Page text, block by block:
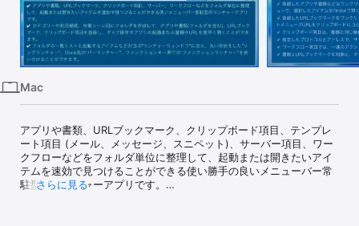
iPad
Mac
Vision
Watch
Mac
アプリや書類、URLブックマーク、クリップボード項目、テンプレ
ート項目 (メール、メッセージ、スニペット)、サーバー項目、ワー
クフローなどをフォルダ単位に整理して、起動または開きたいアイ
テムを速効で見つけることができる使い勝手の良いメニューバー常
駐型のランチャーアプリです。
さらに見る